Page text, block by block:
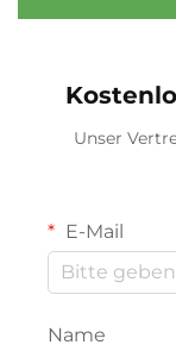
Unser
E-Mail
Name